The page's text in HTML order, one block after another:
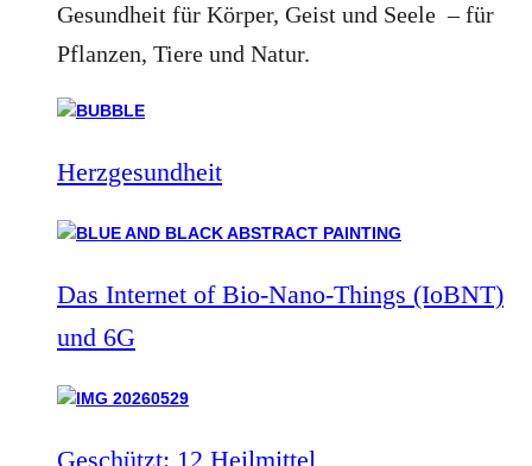
Gesundheit für Körper, Geist und Seele – für
Pflanzen, Tiere und Natur.
Herzgesundheit
Das Internet of Bio-Nano-Things (IoBNT)
und 6G
Geschützt: 12 Heilmittel